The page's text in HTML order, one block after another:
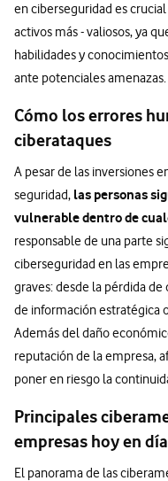
en ciberseguridad es
activos más - valiosos, ya
habilidades y
ante potenciales amenazas.
Cómo los errores
ciberataques
A pesar de las inversiones
seguridad, las personas
vulnerable dentro de
responsable de una parte
ciberseguridad en las
graves: desde la pérdida
de información estratégica
Además del daño
reputación de la empresa,
poner en riesgo la
Principales
empresas hoy en día
El panorama de las